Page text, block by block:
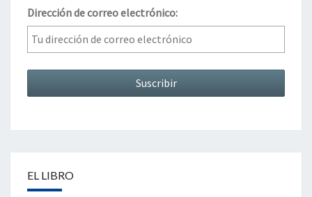
Dirección de correo electrónico:
EL LIBRO